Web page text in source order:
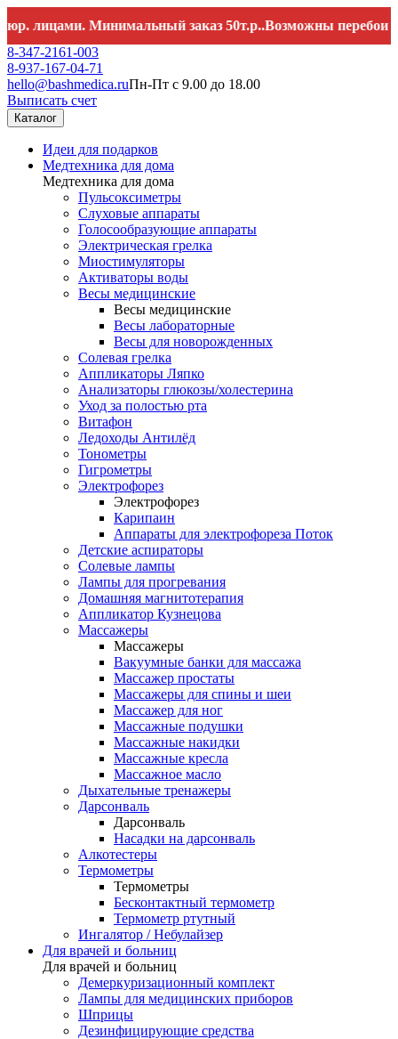
Минимальный заказ 50т.р..Возможны перебои со
8-347-2161-003
8-937-167-04-71
hello@bashmedica.ruПн-Пт с 9.00 до 18.00
Выписать счет
Каталог
Идеи для подарков
Медтехника для дома
Медтехника для дома
Пульсоксиметры
Слуховые аппараты
Голосообразующие аппараты
Электрическая грелка
Миостимуляторы
Активаторы воды
Весы медицинские
Весы медицинские
Весы лабораторные
Весы для новорожденных
Солевая грелка
Аппликаторы Ляпко
Анализаторы глюкозы/холестерина
Уход за полостью рта
Витафон
Ледоходы Антилёд
Тонометры
Гигрометры
Электрофорез
Электрофорез
Карипаин
Аппараты для электрофореза Поток
Детские аспираторы
Солевые лампы
Лампы для прогревания
Домашняя магнитотерапия
Аппликатор Кузнецова
Массажеры
Массажеры
Вакуумные банки для массажа
Массажер простаты
Массажеры для спины и шеи
Массажер для ног
Массажные подушки
Массажные накидки
Массажные кресла
Массажное масло
Дыхательные тренажеры
Дарсонваль
Дарсонваль
Насадки на дарсонваль
Алкотестеры
Термометры
Термометры
Бесконтактный термометр
Термометр ртутный
Ингалятор / Небулайзер
Для врачей и больниц
Для врачей и больниц
Демеркуризационный комплект
Лампы для медицинских приборов
Шприцы
Дезинфицирующие средства